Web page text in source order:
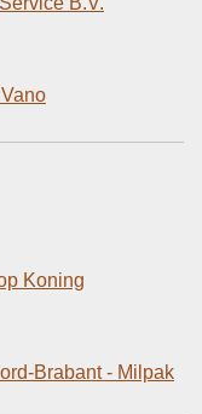
Koning
Brabant - Milpak